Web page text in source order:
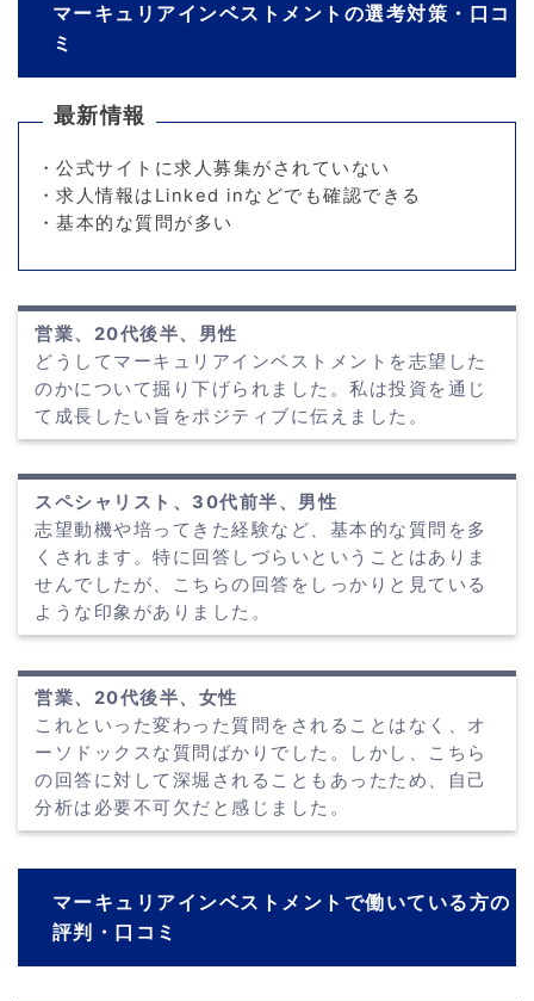
マーキュリアインベストメントの選考対策・口コ
ミ
最新情報
・公式サイトに求人募集がされていない
・求人情報はLinked inなどでも確認できる
・基本的な質問が多い
営業、20代後半、男性
どうしてマーキュリアインベストメントを志望した
のかについて掘り下げられました。私は投資を通じ
て成長したい旨をポジティブに伝えました。
スペシャリスト、30代前半、男性
志望動機や培ってきた経験など、基本的な質問を多
くされます。特に回答しづらいということはありま
せんでしたが、こちらの回答をしっかりと見ている
ような印象がありました。
営業、20代後半、女性
これといった変わった質問をされることはなく、オ
ーソドックスな質問ばかりでした。しかし、こちら
の回答に対して深堀されることもあったため、自己
分析は必要不可欠だと感じました。
マーキュリアインベストメントで働いている方の
評判・口コミ